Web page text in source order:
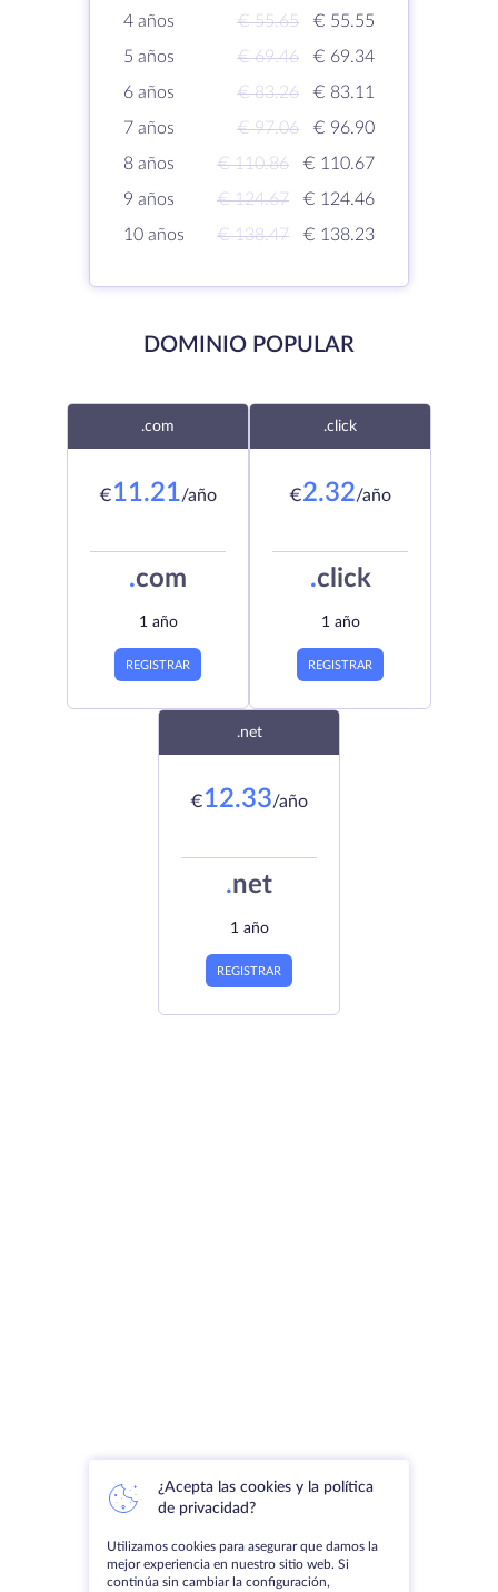
4 años
€ 55.65
€ 55.55
5 años
€ 69.46
€ 69.34
6 años
€ 83.26
€ 83.11
7 años
€ 97.06
€ 96.90
8 años
€ 110.86
€ 110.67
9 años
€ 124.67
€ 124.46
10 años
€ 138.47 € 138.23
DOMINIO POPULAR
.com
€11.21/año
.com
1 año
REGISTRAR
.click
€2.32/año
.click
1 año
REGISTRAR
.net
€12.33/año
.net
1 año
REGISTRAR
¿Acepta las cookies y la política
de privacidad?
Utilizamos cookies para asegurar que damos la
mejor experiencia en nuestro sitio web. Si
continúa sin cambiar la configuración,